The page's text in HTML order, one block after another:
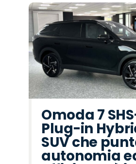
Omoda 7
Plug-in
SUV che
autonomia